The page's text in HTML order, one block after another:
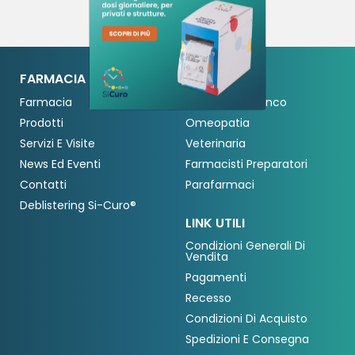
Crea nuova lista
Crea lista dei desideri
((cancelText))
((modalDeleteText))
Annulla
FARMACIA MERATI
Farmacia
Prodotti
Servizi E Visite
News Ed Eventi
Contatti
Deblistering Si-Curo®
SHOP
Farmaci Da Banco
Omeopatia
Veterinaria
Farmacisti Preparatori
Parafarmaci
LINK UTILI
Condizioni Generali Di
Vendita
Pagamenti
Recesso
Condizioni Di Acquisto
Spedizioni E Consegna